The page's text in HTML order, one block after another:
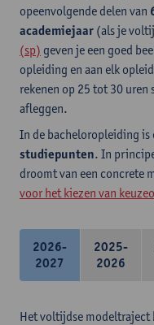
opeenvolgende delen van
academiejaar (als je
(sp) geven je een goed
opleiding en aan elk
rekenen op 25 tot 30 uren
afleggen.
In de bacheloropleiding is
studiepunten. In
droomt van een concrete
voor het kiezen van
2026-
2027
2025-
2026
Het voltijdse modeltraject